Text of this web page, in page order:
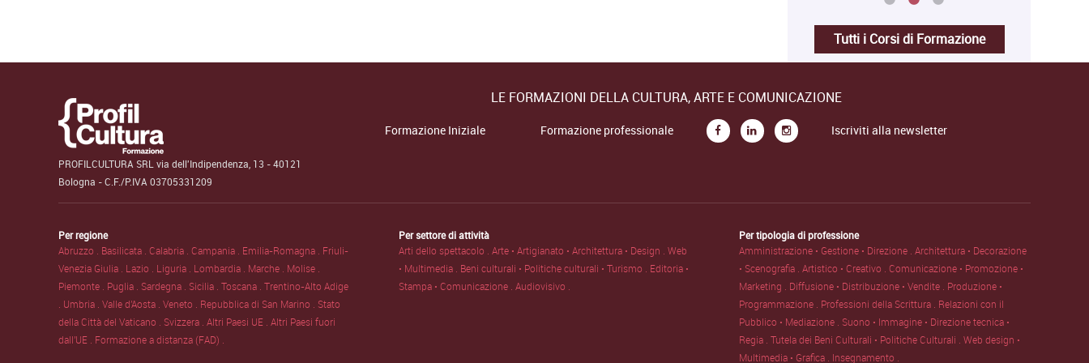
Tutti i Corsi di Formazione
PROFILCULTURA SRL via dell'Indipendenza, 13 - 40121
Bologna - C.F./P.IVA 03705331209
LE FORMAZIONI DELLA CULTURA, ARTE E COMUNICAZIONE
Formazione Iniziale Formazione professionale Iscriviti alla newsletter
Per regione
Abruzzo . Basilicata . Calabria . Campania . Emilia-Romagna . Friuli-
Venezia Giulia . Lazio . Liguria . Lombardia . Marche . Molise .
Piemonte . Puglia . Sardegna . Sicilia . Toscana . Trentino-Alto Adige
. Umbria . Valle d'Aosta . Veneto . Repubblica di San Marino . Stato
della Città del Vaticano . Svizzera . Altri Paesi UE . Altri Paesi fuori
dall'UE . Formazione a distanza (FAD) .
Per settore di attività
Arti dello spettacolo . Arte • Artigianato • Architettura • Design . Web
• Multimedia . Beni culturali • Politiche culturali • Turismo . Editoria •
Stampa • Comunicazione . Audiovisivo .
Per tipologia di professione
Amministrazione • Gestione • Direzione . Architettura • Decorazione
• Scenografia . Artistico • Creativo . Comunicazione • Promozione •
Marketing . Diffusione • Distribuzione • Vendite . Produzione •
Programmazione . Professioni della Scrittura . Relazioni con il
Pubblico • Mediazione . Suono • Immagine • Direzione tecnica •
Regia . Tutela dei Beni Culturali • Politiche Culturali . Web design •
Multimedia • Grafica . Insegnamento .